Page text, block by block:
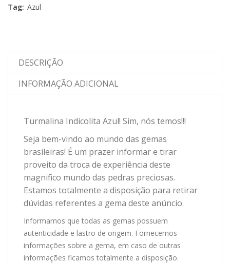
Tag: Azul
DESCRIÇÃO
INFORMAÇÃO ADICIONAL
Turmalina Indicolita Azul! Sim, nós temos!!!
Seja bem-vindo ao mundo das gemas
brasileiras! É um prazer informar e tirar
proveito da troca de experiência deste
magnifico mundo das pedras preciosas.
Estamos totalmente a disposição para retirar
dúvidas referentes a gema deste anúncio.
Informamos que todas as gemas possuem
autenticidade e lastro de origem. Fornecemos
informações sobre a gema, em caso de outras
informações ficamos totalmente a disposição.